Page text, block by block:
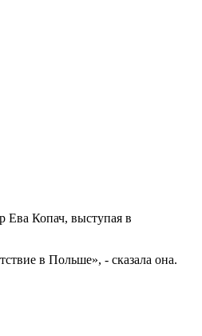
Ева Копач, выступая в
в Польше», - сказала она.